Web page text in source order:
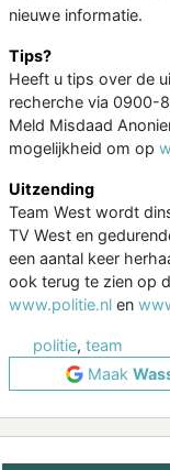
nieuwe informatie.
Tips?
Heeft u tips over de
recherche via 0900-
Meld Misdaad
mogelijkheid om op
Uitzending
Team West wordt
TV West en
een aantal keer
ook terug te zien op
www.politie.nl en
politie, team
Maak